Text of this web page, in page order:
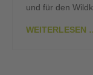
und für den
WEITERLESEN